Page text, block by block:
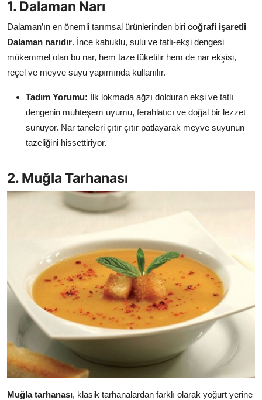
Anne & Bebek Beslenmesi
Mutfak Sırları & Teknikler
Gıda Sözlüğü & Nedir?
Yemek Tarifleri & Menüler
1. Dalaman Narı
Dalaman’ın en önemli tarımsal ürünlerinden biri coğrafi işaretli
Dalaman narıdır. İnce kabuklu, sulu ve tatlı-ekşi dengesi
mükemmel olan bu nar, hem taze tüketilir hem de nar ekşisi,
reçel ve meyve suyu yapımında kullanılır.
Tadım Yorumu: İlk lokmada ağzı dolduran ekşi ve tatlı
dengenin muhteşem uyumu, ferahlatıcı ve doğal bir lezzet
sunuyor. Nar taneleri çıtır çıtır patlayarak meyve suyunun
tazeliğini hissettiriyor.
2. Muğla Tarhanası
Muğla tarhanası, klasik tarhanalardan farklı olarak yoğurt yerine